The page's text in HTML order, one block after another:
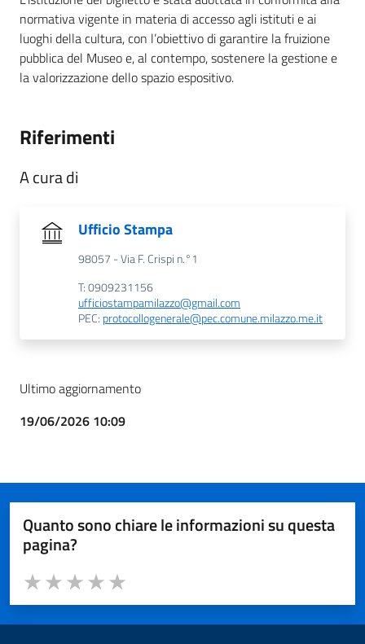
normativa vigente in materia di accesso agli istituti e ai
luoghi della cultura, con l’obiettivo di garantire la fruizione
pubblica del Museo e, al contempo, sostenere la gestione e
la valorizzazione dello spazio espositivo.
Riferimenti
A cura di
Ufficio Stampa
98057 - Via F. Crispi n.°1
T: 0909231156
ufficiostampamilazzo@gmail.com
PEC: protocollogenerale@pec.comune.milazzo.me.it
Ultimo aggiornamento
19/06/2026 10:09
Quanto sono chiare le informazioni su questa
pagina?
Valuta da 1 a 5 stelle la pagina
Valuta 5 stelle su 5
Valuta 4 stelle su 5
Valuta 3 stelle su 5
Valuta 2 stelle su 5
Valuta 1 stelle su 5